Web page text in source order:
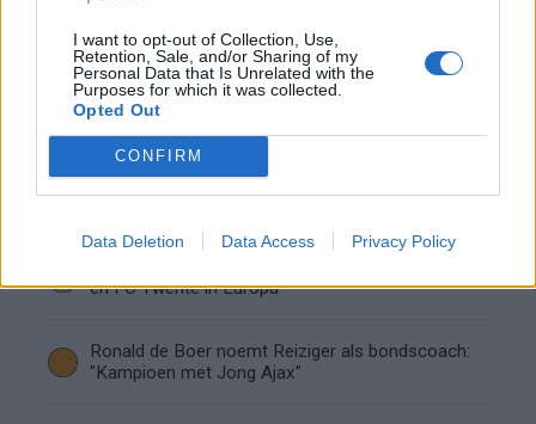
I want to opt-out of Collection, Use,
Retention, Sale, and/or Sharing of my
Personal Data that Is Unrelated with the
Purposes for which it was collected.
Opted Out
CONFIRM
Data Deletion Data Access Privacy Policy
ruime zege op Vojvodina
Dusan Tadic kijkt met bijzondere gevoelens naar
Ajax - Vojvodina
Zo veranderde de relatie tussen Rafael van der
Vaart en Sylvie Meis door de jaren heen
en FC Twente in Europa
Ronald de Boer noemt Reiziger als bondscoach:
"Kampioen met Jong Ajax"